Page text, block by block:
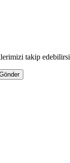
takip